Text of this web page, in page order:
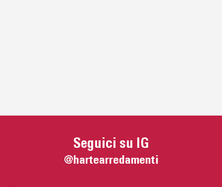
Seguici su IG
@hartearredamenti